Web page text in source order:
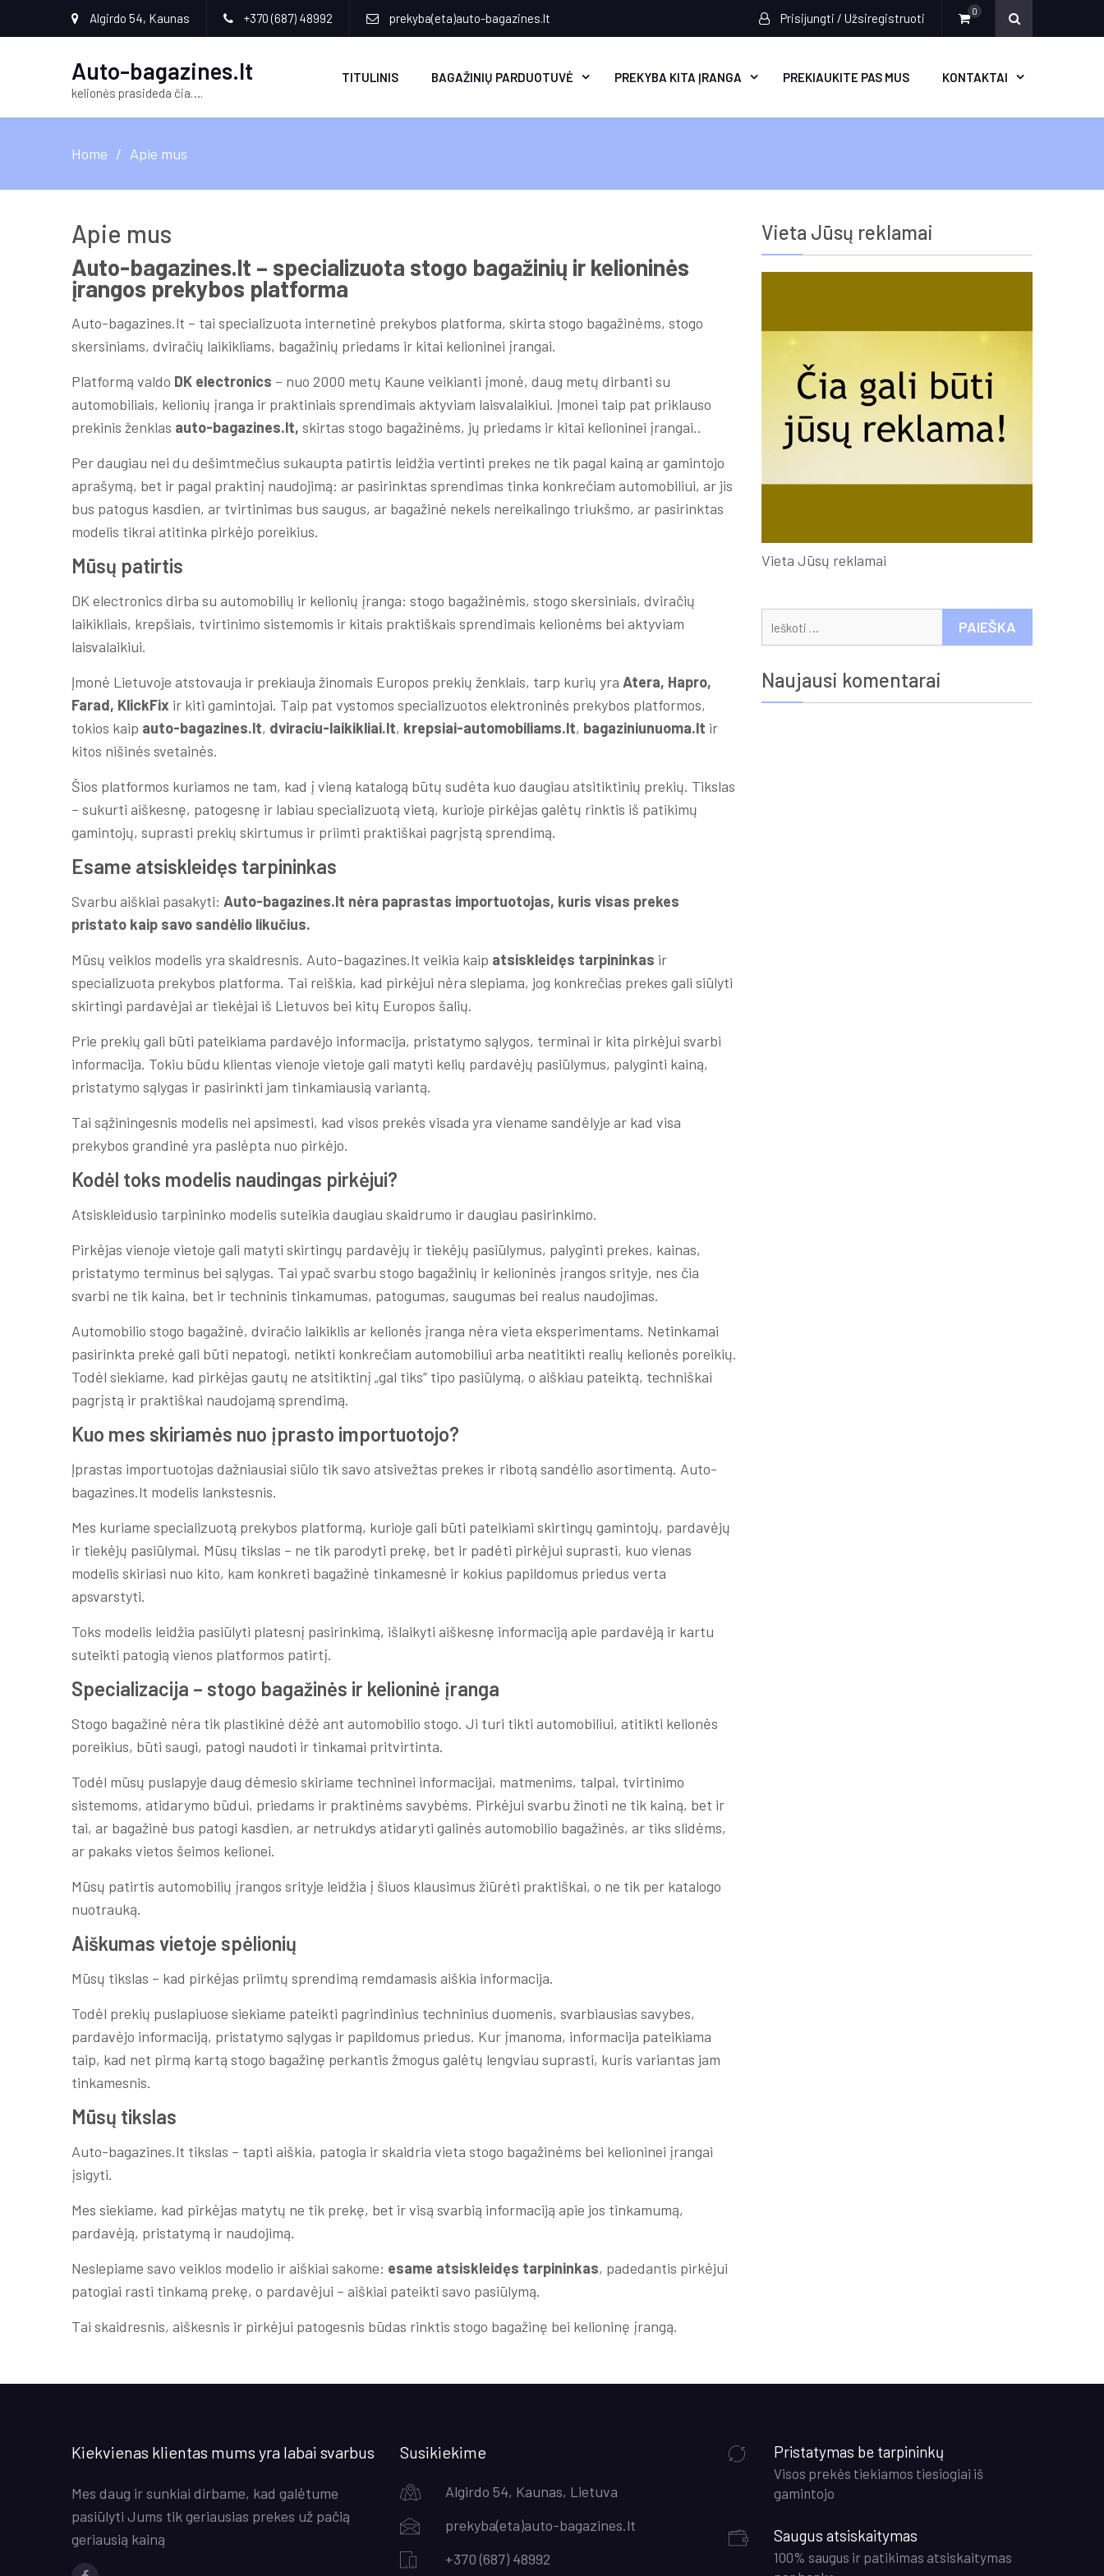
Algirdo 54, Kaunas +370 (687) 48992 prekyba(eta)auto-bagazines.lt Prisijungti / Užsiregistruoti 0
Auto-bagazines.lt
kelionės prasideda čia….
TITULINIS BAGAŽINIŲ PARDUOTUVĖ PREKYBA KITA ĮRANGA PREKIAUKITE PAS MUS KONTAKTAI
Home Apie mus
Apie mus
Auto-bagazines.lt – specializuota stogo bagažinių ir kelioninės
įrangos prekybos platforma
Auto-bagazines.lt – tai specializuota internetinė prekybos platforma, skirta stogo bagažinėms, stogo
skersiniams, dviračių laikikliams, bagažinių priedams ir kitai kelioninei įrangai.
Platformą valdo DK electronics – nuo 2000 metų Kaune veikianti įmonė, daug metų dirbanti su
automobiliais, kelionių įranga ir praktiniais sprendimais aktyviam laisvalaikiui. Įmonei taip pat priklauso
prekinis ženklas auto-bagazines.lt, skirtas stogo bagažinėms, jų priedams ir kitai kelioninei įrangai..
Per daugiau nei du dešimtmečius sukaupta patirtis leidžia vertinti prekes ne tik pagal kainą ar gamintojo
aprašymą, bet ir pagal praktinį naudojimą: ar pasirinktas sprendimas tinka konkrečiam automobiliui, ar jis
bus patogus kasdien, ar tvirtinimas bus saugus, ar bagažinė nekels nereikalingo triukšmo, ar pasirinktas
modelis tikrai atitinka pirkėjo poreikius.
Mūsų patirtis
DK electronics dirba su automobilių ir kelionių įranga: stogo bagažinėmis, stogo skersiniais, dviračių
laikikliais, krepšiais, tvirtinimo sistemomis ir kitais praktiškais sprendimais kelionėms bei aktyviam
laisvalaikiui.
Įmonė Lietuvoje atstovauja ir prekiauja žinomais Europos prekių ženklais, tarp kurių yra Atera, Hapro,
Farad, KlickFix ir kiti gamintojai. Taip pat vystomos specializuotos elektroninės prekybos platformos,
tokios kaip auto-bagazines.lt, dviraciu-laikikliai.lt, krepsiai-automobiliams.lt, bagaziniunuoma.lt ir
kitos nišinės svetainės.
Šios platformos kuriamos ne tam, kad į vieną katalogą būtų sudėta kuo daugiau atsitiktinių prekių. Tikslas
– sukurti aiškesnę, patogesnę ir labiau specializuotą vietą, kurioje pirkėjas galėtų rinktis iš patikimų
gamintojų, suprasti prekių skirtumus ir priimti praktiškai pagrįstą sprendimą.
Esame atsiskleidęs tarpininkas
Svarbu aiškiai pasakyti: Auto-bagazines.lt nėra paprastas importuotojas, kuris visas prekes
pristato kaip savo sandėlio likučius.
Mūsų veiklos modelis yra skaidresnis. Auto-bagazines.lt veikia kaip atsiskleidęs tarpininkas ir
specializuota prekybos platforma. Tai reiškia, kad pirkėjui nėra slepiama, jog konkrečias prekes gali siūlyti
skirtingi pardavėjai ar tiekėjai iš Lietuvos bei kitų Europos šalių.
Prie prekių gali būti pateikiama pardavėjo informacija, pristatymo sąlygos, terminai ir kita pirkėjui svarbi
informacija. Tokiu būdu klientas vienoje vietoje gali matyti kelių pardavėjų pasiūlymus, palyginti kainą,
pristatymo sąlygas ir pasirinkti jam tinkamiausią variantą.
Tai sąžiningesnis modelis nei apsimesti, kad visos prekės visada yra viename sandėlyje ar kad visa
prekybos grandinė yra paslėpta nuo pirkėjo.
Kodėl toks modelis naudingas pirkėjui?
Atsiskleidusio tarpininko modelis suteikia daugiau skaidrumo ir daugiau pasirinkimo.
Pirkėjas vienoje vietoje gali matyti skirtingų pardavėjų ir tiekėjų pasiūlymus, palyginti prekes, kainas,
pristatymo terminus bei sąlygas. Tai ypač svarbu stogo bagažinių ir kelioninės įrangos srityje, nes čia
svarbi ne tik kaina, bet ir techninis tinkamumas, patogumas, saugumas bei realus naudojimas.
Automobilio stogo bagažinė, dviračio laikiklis ar kelionės įranga nėra vieta eksperimentams. Netinkamai
pasirinkta prekė gali būti nepatogi, netikti konkrečiam automobiliui arba neatitikti realių kelionės poreikių.
Todėl siekiame, kad pirkėjas gautų ne atsitiktinį „gal tiks“ tipo pasiūlymą, o aiškiau pateiktą, techniškai
pagrįstą ir praktiškai naudojamą sprendimą.
Kuo mes skiriamės nuo įprasto importuotojo?
Įprastas importuotojas dažniausiai siūlo tik savo atsivežtas prekes ir ribotą sandėlio asortimentą. Auto-
bagazines.lt modelis lankstesnis.
Mes kuriame specializuotą prekybos platformą, kurioje gali būti pateikiami skirtingų gamintojų, pardavėjų
ir tiekėjų pasiūlymai. Mūsų tikslas – ne tik parodyti prekę, bet ir padėti pirkėjui suprasti, kuo vienas
modelis skiriasi nuo kito, kam konkreti bagažinė tinkamesnė ir kokius papildomus priedus verta
apsvarstyti.
Toks modelis leidžia pasiūlyti platesnį pasirinkimą, išlaikyti aiškesnę informaciją apie pardavėją ir kartu
suteikti patogią vienos platformos patirtį.
Specializacija – stogo bagažinės ir kelioninė įranga
Stogo bagažinė nėra tik plastikinė dėžė ant automobilio stogo. Ji turi tikti automobiliui, atitikti kelionės
poreikius, būti saugi, patogi naudoti ir tinkamai pritvirtinta.
Todėl mūsų puslapyje daug dėmesio skiriame techninei informacijai, matmenims, talpai, tvirtinimo
sistemoms, atidarymo būdui, priedams ir praktinėms savybėms. Pirkėjui svarbu žinoti ne tik kainą, bet ir
tai, ar bagažinė bus patogi kasdien, ar netrukdys atidaryti galinės automobilio bagažinės, ar tiks slidėms,
ar pakaks vietos šeimos kelionei.
Mūsų patirtis automobilių įrangos srityje leidžia į šiuos klausimus žiūrėti praktiškai, o ne tik per katalogo
nuotrauką.
Aiškumas vietoje spėlionių
Mūsų tikslas – kad pirkėjas priimtų sprendimą remdamasis aiškia informacija.
Todėl prekių puslapiuose siekiame pateikti pagrindinius techninius duomenis, svarbiausias savybes,
pardavėjo informaciją, pristatymo sąlygas ir papildomus priedus. Kur įmanoma, informacija pateikiama
taip, kad net pirmą kartą stogo bagažinę perkantis žmogus galėtų lengviau suprasti, kuris variantas jam
tinkamesnis.
Mūsų tikslas
Auto-bagazines.lt tikslas – tapti aiškia, patogia ir skaidria vieta stogo bagažinėms bei kelioninei įrangai
įsigyti.
Mes siekiame, kad pirkėjas matytų ne tik prekę, bet ir visą svarbią informaciją apie jos tinkamumą,
pardavėją, pristatymą ir naudojimą.
Neslepiame savo veiklos modelio ir aiškiai sakome: esame atsiskleidęs tarpininkas, padedantis pirkėjui
patogiai rasti tinkamą prekę, o pardavėjui – aiškiai pateikti savo pasiūlymą.
Tai skaidresnis, aiškesnis ir pirkėjui patogesnis būdas rinktis stogo bagažinę bei kelioninę įrangą.
Vieta Jūsų reklamai
Vieta Jūsų reklamai
Naujausi komentarai
Kiekvienas klientas mums yra labai svarbus
Mes daug ir sunkiai dirbame, kad galėtume
pasiūlyti Jums tik geriausias prekes už pačią
geriausią kainą
Susikiekime
Algirdo 54, Kaunas, Lietuva
prekyba(eta)auto-bagazines.lt
+370 (687) 48992
Pristatymas be tarpininkų
Visos prekės tiekiamos tiesiogiai iš
gamintojo
Saugus atsiskaitymas
100% saugus ir patikimas atsiskaitymas